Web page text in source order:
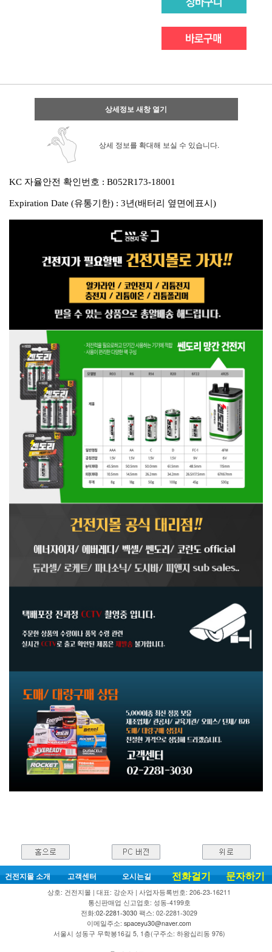
상세정보 새창 열기
상세 정보를 확대해 보실 수 있습니다.
KC 자율안전 확인번호 : B052R173-18001
Expiration Date (유통기한) : 3년(배터리 옆면에표시)
건전지몰 소개 고객센터 오시는길 전화걸기 문자하기
상호: 건전지몰 | 대표: 강순자 | 사업자등록번호: 206-23-16211
통신판매업 신고업호: 성동-4199호
전화:02-2281-3030 팩스: 02-2281-3029
이메일주소: spaceyu30@naver.com
서울시 성동구 무학봉16길 5, 1층(구주소: 하왕십리동 976)